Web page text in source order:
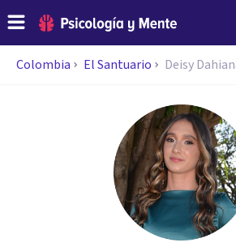
Colombia El Santuario Deisy